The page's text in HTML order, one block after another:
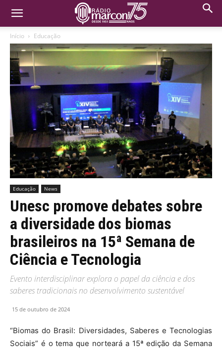
Início Educação
Educação News
Unesc promove debates sobre
a diversidade dos biomas
brasileiros na 15ª Semana de
Ciência e Tecnologia
Evento interdisciplinar explora o papel da ciência e dos
saberes tradicionais no desenvolvimento sustentável
15 de outubro de 2024
“Biomas do Brasil: Diversidades, Saberes e Tecnologias
Sociais” é o tema que norteará a 15ª edição da Semana